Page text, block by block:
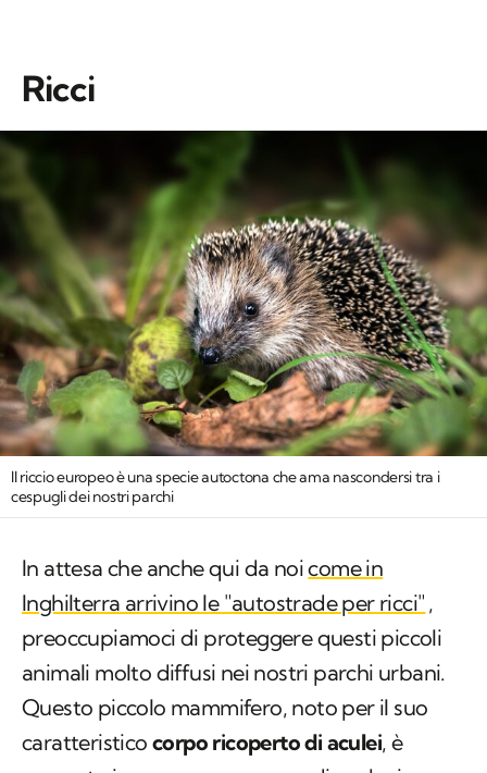
Ricci
Il riccio europeo è una specie autoctona che ama nascondersi tra i
cespugli dei nostri parchi
In attesa che anche qui da noicome in
Inghilterra arrivino le "autostrade per ricci" ,
preoccupiamoci di proteggere questi piccoli
animali molto diffusi nei nostri parchi urbani.
Questo piccolo mammifero, noto per il suo
caratteristicocorpo ricoperto di aculei, è